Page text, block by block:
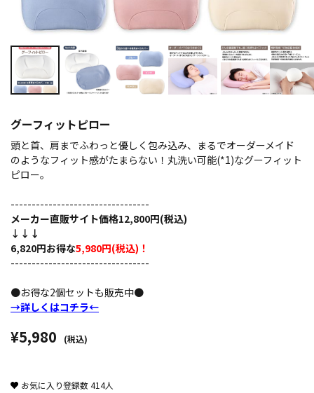
グーフィットピロー
頭と首、肩までふわっと優しく包み込み、まるでオーダーメイド
のようなフィット感がたまらない！丸洗い可能(*1)なグーフィット
ピロー。
---------------------------------
メーカー直販サイト価格12,800円(税込)
↓↓↓
6,820円お得な5,980円(税込)！
---------------------------------
●お得な2個セットも販売中●
→詳しくはコチラ←
¥5,980 (税込)
お気に入り登録数414人